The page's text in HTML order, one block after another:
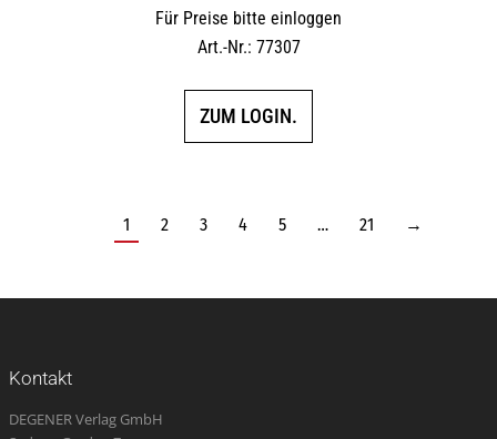
Für Preise bitte einloggen
Art.-Nr.: 77307
ZUM LOGIN.
1 2 3 4 5 … 21 →
Kontakt
DEGENER Verlag GmbH